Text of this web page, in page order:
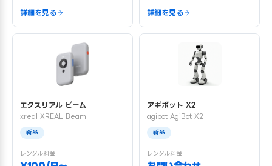
詳細を見る 詳細を見る
エクスリアル ビーム
xreal XREAL Beam
新品
レンタル料金
アギボット X2
agibot AgiBot X2
新品
レンタル料金